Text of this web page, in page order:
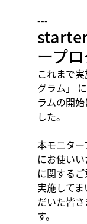
---
ープ
これまで
グラム」
ラムの開
した。
本モニタ
にお使い
に関する
実施して
だいた皆
す。